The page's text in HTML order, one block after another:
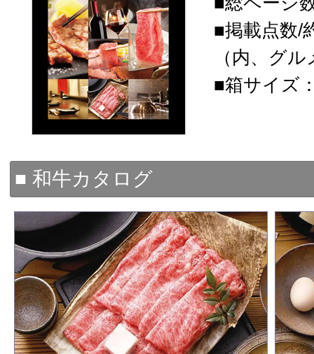
■掲載点数/
（内、グ
■箱サイズ
■ 和牛カタログ